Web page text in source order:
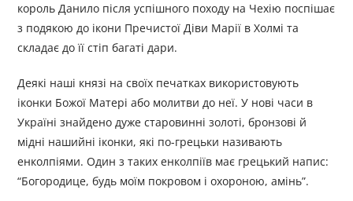
король Данило після успішного походу на Чехію поспішає
з подякою до ікони Пречистої Діви Марії в Холмі та
складає до її стіп багаті дари.
Деякі наші князі на своїх печатках використовують
іконки Божої Матері або молитви до неї. У нові часи в
Україні знайдено дуже старовинні золоті, бронзові й
мідні нашийні іконки, які по-грецьки називають
енколпіями. Один з таких енколпіїв має грецький напис:
“Богородице, будь моїм покровом і охороною, амінь”.